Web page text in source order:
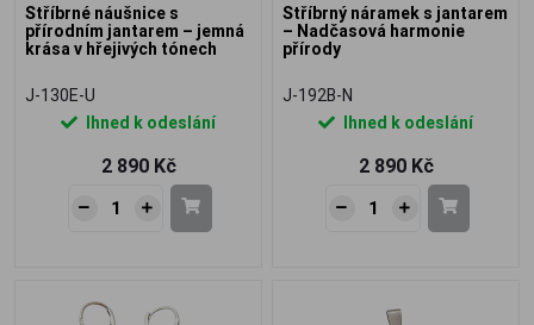
Stříbrné náušnice s
přírodním jantarem – jemná
krása v hřejivých tónech
J-130E-U
Ihned k odeslání
2 890 Kč
Stříbrný náramek s jantarem
– Nadčasová harmonie
přírody
J-192B-N
Ihned k odeslání
2 890 Kč